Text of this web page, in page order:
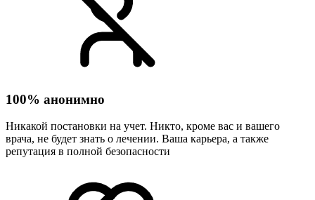
100% анонимно
Никакой постановки на учет. Никто, кроме вас и вашего
врача, не будет знать о лечении. Ваша карьера, а также
репутация в полной безопасности